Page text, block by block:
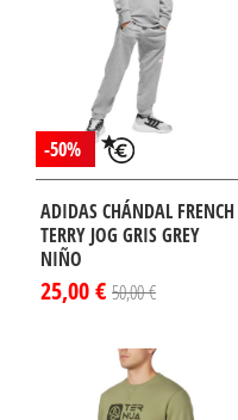
-50%
ADIDAS CHÁNDAL FRENCH
TERRY JOG GRIS GREY
NIÑO
25,00 € 50,00 €